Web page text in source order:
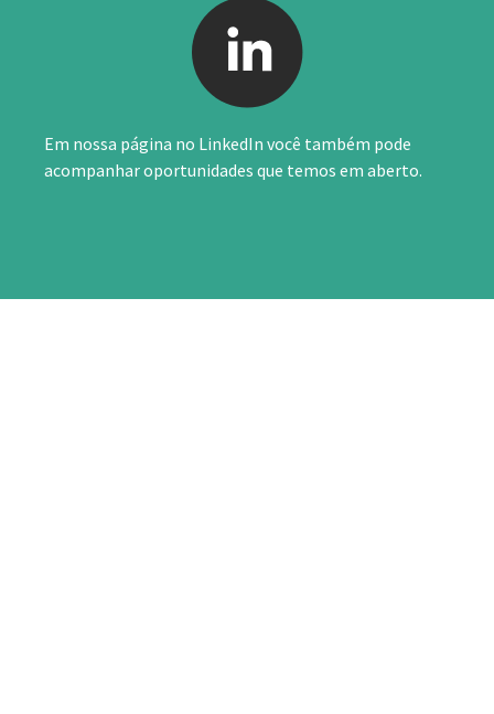
Em nossa página no LinkedIn você também pode
acompanhar oportunidades que temos em aberto.